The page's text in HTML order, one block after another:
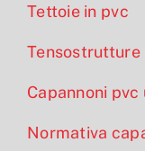
Tettoie in pvc
Tensostrutture
Capannoni pvc
Normativa